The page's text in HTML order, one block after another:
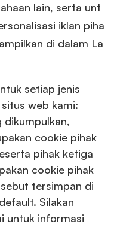
lain, serta unt
iklan piha
di dalam La
setiap jenis
web kami:
dikumpulkan,
cookie pihak
pihak ketiga
cookie pihak
tersimpan di
Silakan
untuk informasi